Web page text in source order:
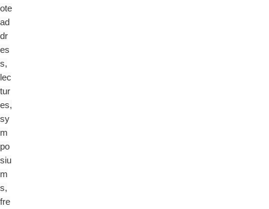
ote
ad
dr
es
s,
lec
tur
es,
sy
m
po
siu
m
s,
fre